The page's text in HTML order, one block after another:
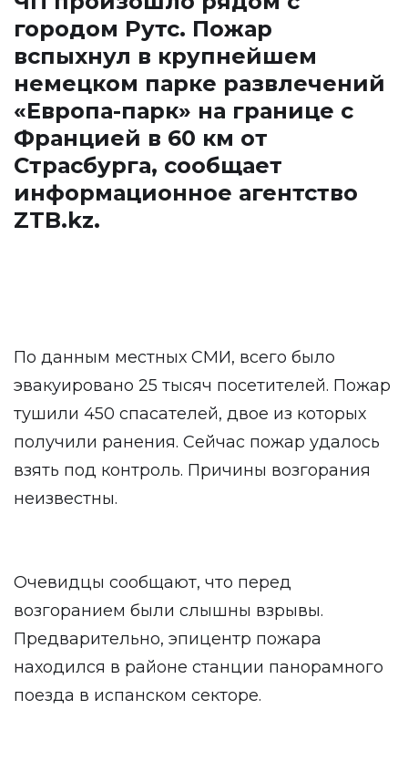
городом Рутс. Пожар
вспыхнул в крупнейшем
немецком парке развлечений
«Европа-парк» на границе с
Францией в 60 км от
Страсбурга, сообщает
информационное агентство
ZTB.kz.
По данным местных СМИ, всего было
эвакуировано 25 тысяч посетителей. Пожар
тушили 450 спасателей, двое из которых
получили ранения. Сейчас пожар удалось
взять под контроль. Причины возгорания
неизвестны.
Очевидцы сообщают, что перед
возгоранием были слышны взрывы.
Предварительно, эпицентр пожара
находился в районе станции панорамного
поезда в испанском секторе.